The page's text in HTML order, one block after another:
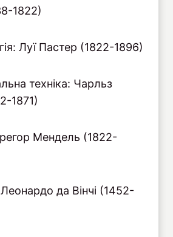
1822)
Луї Пастер (1822-1896)
техніка: Чарльз
1871)
Мендель (1822-
Леонардо да Вінчі (1452-